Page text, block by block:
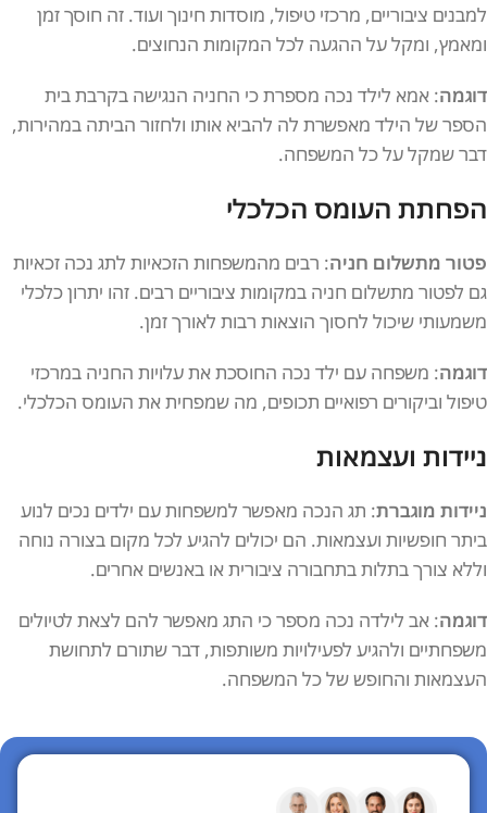
למבנים ציבוריים, מרכזי טיפול, מוסדות חינוך ועוד. זה חוסך זמן
ומאמץ, ומקל על ההגעה לכל המקומות הנחוצים.
דוגמה: אמא לילד נכה מספרת כי החניה הנגישה בקרבת בית
הספר של הילד מאפשרת לה להביא אותו ולחזור הביתה במהירות,
דבר שמקל על כל המשפחה.
הפחתת העומס הכלכלי
פטור מתשלום חניה: רבים מהמשפחות הזכאיות לתג נכה זכאיות
גם לפטור מתשלום חניה במקומות ציבוריים רבים. זהו יתרון כלכלי
משמעותי שיכול לחסוך הוצאות רבות לאורך זמן.
דוגמה: משפחה עם ילד נכה החוסכת את עלויות החניה במרכזי
טיפול וביקורים רפואיים תכופים, מה שמפחית את העומס הכלכלי.
ניידות ועצמאות
ניידות מוגברת: תג הנכה מאפשר למשפחות עם ילדים נכים לנוע
ביתר חופשיות ועצמאות. הם יכולים להגיע לכל מקום בצורה נוחה
וללא צורך בתלות בתחבורה ציבורית או באנשים אחרים.
דוגמה: אב לילדה נכה מספר כי התג מאפשר להם לצאת לטיולים
משפחתיים ולהגיע לפעילויות משותפות, דבר שתורם לתחושת
העצמאות והחופש של כל המשפחה.